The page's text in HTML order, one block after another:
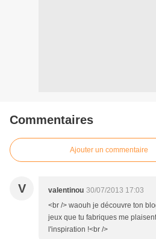
Commentaires
Ajouter un commentaire
V valentinou 30/07/2013 17:03
<br /> waouh je découvre ton
jeux que tu fabriques me
l'inspiration !<br />